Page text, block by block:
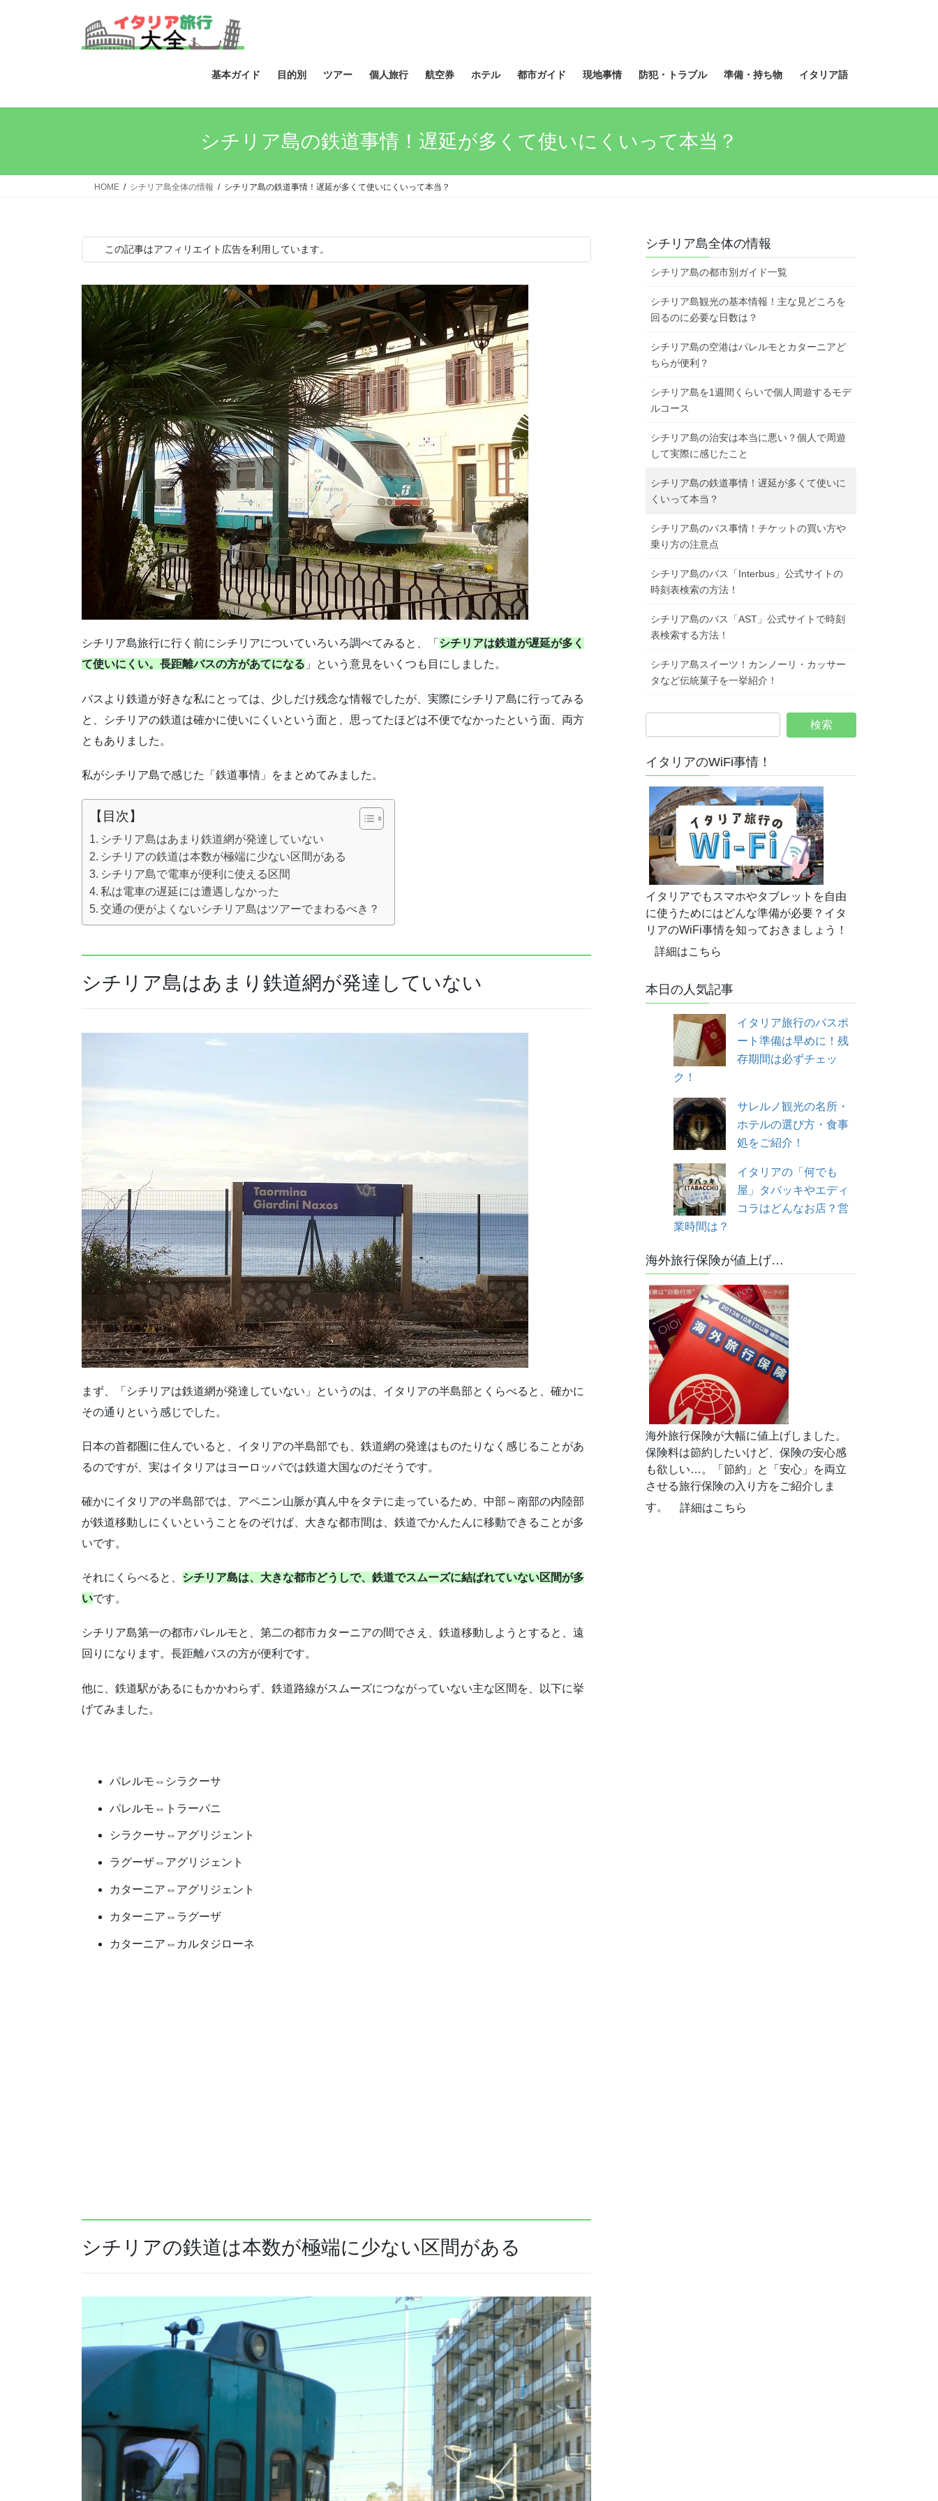
ス
ン
基本ガイド 目的別 ツアー 個人旅行 航空券 ホテル 都市ガイド 現地事情 防犯・トラブル 準備・持ち物 イタリア語
シチリア島の鉄道事情！遅延が多くて使いにくいって本当？
HOME シチリア島全体の情報 シチリア島の鉄道事情！遅延が多くて使いにくいって本当？
この記事はアフィリエイト広告を利用しています。
シチリア島旅行に行く前にシチリアについていろいろ調べてみると、「 シチリアは鉄道が遅延が多く
て使いにくい。長距離バスの方があてになる 」という意見をいくつも目にしました。
バスより鉄道が好きな私にとっては、少しだけ残念な情報でしたが、実際にシチリア島に行ってみる
と、シチリアの鉄道は確かに使いにくいという面と、思ってたほどは不便でなかったという面、両方
ともありました。
私がシチリア島で感じた「鉄道事情」をまとめてみました。
【目次】
シチリア島はあまり鉄道網が発達していない
シチリアの鉄道は本数が極端に少ない区間がある
シチリア島で電車が便利に使える区間
私は電車の遅延には遭遇しなかった
交通の便がよくないシチリア島はツアーでまわるべき？
シチリア島はあまり鉄道網が発達していない
まず、「シチリアは鉄道網が発達していない」というのは、イタリアの半島部とくらべると、確かに
その通りという感じでした。
日本の首都圏に住んでいると、イタリアの半島部でも、鉄道網の発達はものたりなく感じることがあ
るのですが、実はイタリアはヨーロッパでは鉄道大国なのだそうです。
確かにイタリアの半島部では、アペニン山脈が真ん中をタテに走っているため、中部～南部の内陸部
が鉄道移動しにくいということをのぞけば、大きな都市間は、鉄道でかんたんに移動できることが多
いです。
それにくらべると、 シチリア島は、大きな都市どうしで、鉄道でスムーズに結ばれていない区間が多
いです。
シチリア島第一の都市パレルモと、第二の都市カターニアの間でさえ、鉄道移動しようとすると、遠
回りになります。長距離バスの方が便利です。
他に、鉄道駅があるにもかかわらず、鉄道路線がスムーズにつながっていない主な区間を、以下に挙
げてみました。
パレルモ⇔シラクーサ
パレルモ⇔トラーパニ
シラクーサ⇔アグリジェント
ラグーザ⇔アグリジェント
カターニア⇔アグリジェント
カターニア⇔ラグーザ
カターニア⇔カルタジローネ
シチリアの鉄道は本数が極端に少ない区間がある
シチリア島全体の情報
シチリア島の都市別ガイド一覧
シチリア島観光の基本情報！主な見どころを
回るのに必要な日数は？
シチリア島の空港はパレルモとカターニアど
ちらが便利？
シチリア島を1週間くらいで個人周遊するモデ
ルコース
シチリア島の治安は本当に悪い？個人で周遊
して実際に感じたこと
シチリア島の鉄道事情！遅延が多くて使いに
くいって本当？
シチリア島のバス事情！チケットの買い方や
乗り方の注意点
シチリア島のバス「Interbus」公式サイトの
時刻表検索の方法！
シチリア島のバス「AST」公式サイトで時刻
表検索する方法！
シチリア島スイーツ！カンノーリ・カッサー
タなど伝統菓子を一挙紹介！
イタリアのWiFi事情！
イタリアでもスマホやタブレットを自由
に使うためにはどんな準備が必要？イタ
リアのWiFi事情を知っておきましょう！
詳細はこちら
本日の人気記事
イタリア旅行のパスポ
ート準備は早めに！残
存期間は必ずチェッ
ク！
サレルノ観光の名所・
ホテルの選び方・食事
処をご紹介！
イタリアの「何でも
屋」タバッキやエディ
コラはどんなお店？営
業時間は？
海外旅行保険が値上げ…
海外旅行保険が大幅に値上げしました。
保険料は節約したいけど、保険の安心感
も欲しい…。「節約」と「安心」を両立
させる旅行保険の入り方をご紹介しま
す。
詳細はこちら